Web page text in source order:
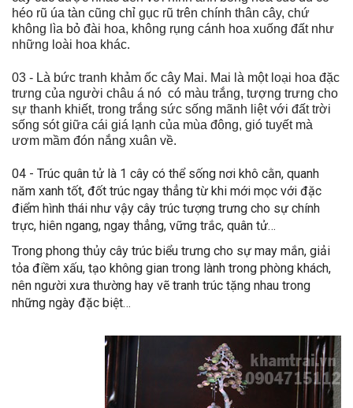
héo rũ úa tàn cũng chỉ gục rũ trên chính thân cây, chứ
không lìa bỏ đài hoa, không rụng cánh hoa xuống đất như
những loài hoa khác.
03 - Là bức tranh khảm ốc cây Mai. Mai là một loại hoa đặc
trưng của người châu á nó có màu trắng, tượng trưng cho
sự thanh khiết, trong trắng sức sống mãnh liệt với đất trời
sống sót giữa cái giá lạnh của mùa đông, gió tuyết mà
ươm mầm đón nắng xuân về.
04 - Trúc quân tử là 1 cây có thể sống nơi khô cằn, quanh
năm xanh tốt, đốt trúc ngay thẳng từ khi mới mọc với đặc
điểm hình thái như vậy cây trúc tượng trưng cho sự chính
trực, hiên ngang, ngay thẳng, vững trắc, quân tử…
Trong phong thủy cây trúc biểu trưng cho sự may mắn, giải
tỏa điềm xấu, tạo không gian trong lành trong phòng khách,
nên người xưa thường hay vẽ tranh trúc tặng nhau trong
những ngày đặc biệt…